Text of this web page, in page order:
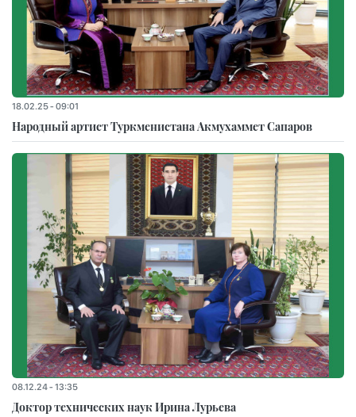
18.02.25 - 09:01
Народный артист Туркменистана Акмухаммет Сапаров
08.12.24 - 13:35
Доктор технических наук Ирина Лурьева